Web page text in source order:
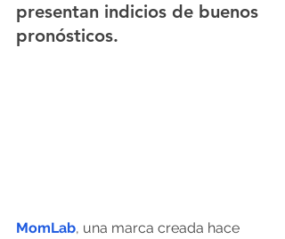
presentan indicios de buenos
pronósticos.
MomLab, una marca creada hace